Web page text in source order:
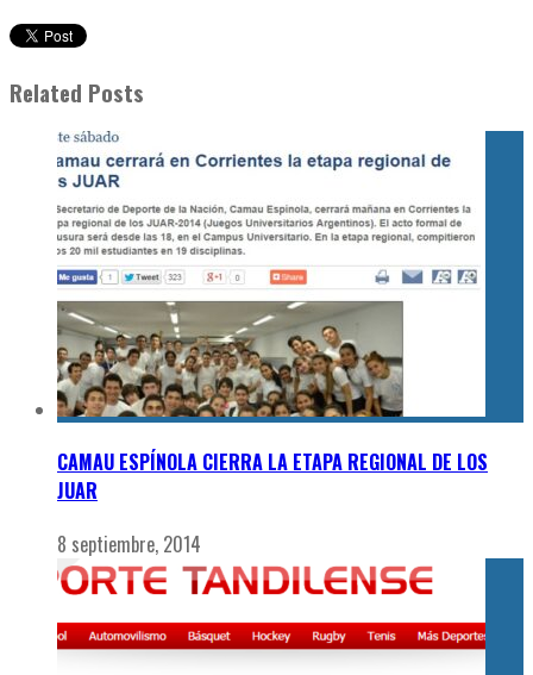
Related Posts
CAMAU ESPÍNOLA CIERRA LA ETAPA REGIONAL DE LOS
JUAR
8 septiembre, 2014